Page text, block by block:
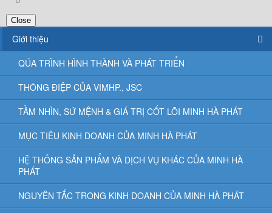
Close
Giới thiệu
QÚA TRÌNH HÌNH THÀNH VÀ PHÁT TRIỂN
THÔNG ĐIỆP CỦA VIMHP., JSC
TẦM NHÌN, SỨ MỆNH & GIÁ TRỊ CỐT LÕI MINH HÀ PHÁT
MỤC TIÊU KINH DOANH CỦA MINH HÀ PHÁT
HỆ THỐNG SẢN PHẨM VÀ DỊCH VỤ KHÁC CỦA MINH HÀ
PHÁT
NGUYÊN TẮC TRONG KINH DOANH CỦA MINH HÀ PHÁT